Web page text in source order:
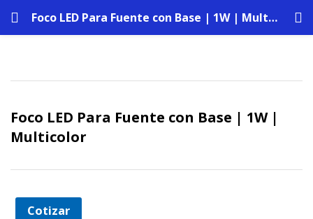
Foco LED Para Fuente con Base | 1W | Multicolor
Foco LED Para Fuente con Base | 1W |
Multicolor
Cotizar